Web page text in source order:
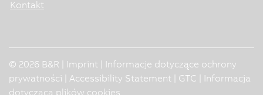
Kontakt
© 2026 B&R | Imprint
Informacje dotyczące ochrony
prywatności
Accessibility Statement GTC
Informacja
dotycząca plików cookies